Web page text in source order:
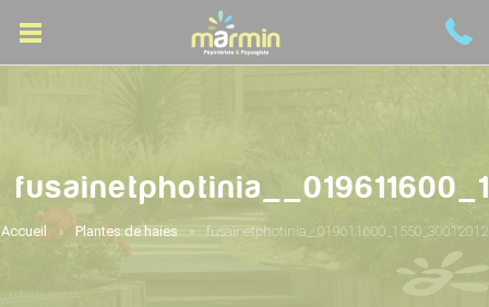
Accueil Plantes de haies fusainetphotinia__019611600_1550_30012012